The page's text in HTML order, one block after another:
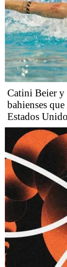
Catini Beier y
bahienses
Estados